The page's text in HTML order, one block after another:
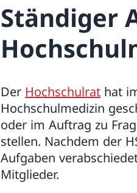
Ständiger
Der Hochschulrat hat
Hochschulmedizin
oder im Auftrag zu
stellen. Nachdem der
Aufgaben
Mitglieder.